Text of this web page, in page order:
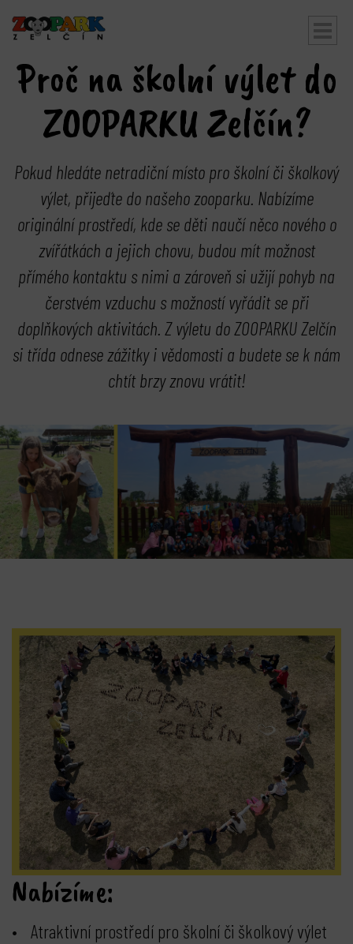
Proč na školní výlet do
ZOOPARKU Zelčín?
Pokud hledáte netradiční místo pro školní či školkový
výlet, přijeďte do našeho zooparku. Nabízíme
originální prostředí, kde se děti naučí něco nového o
zvířátkách a jejich chovu, budou mít možnost
přímého kontaktu s nimi a zároveň si užijí pohyb na
čerstvém vzduchu s možností vyřádit se při
doplňkových aktivitách. Z výletu do ZOOPARKU Zelčín
si třída odnese zážitky i vědomosti a budete se k nám
chtít brzy znovu vrátit!
Nabízíme:
Atraktivní prostředí pro školní či školkový výlet